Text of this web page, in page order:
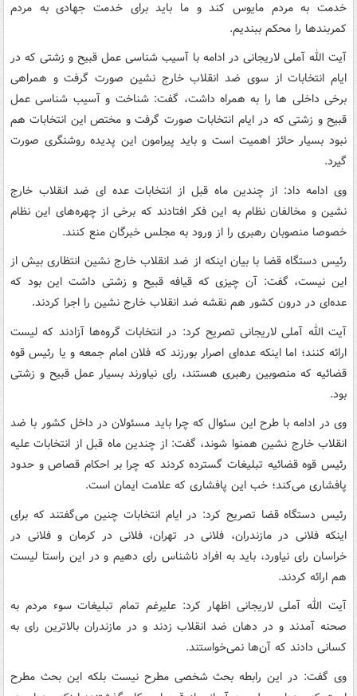
خدمت به مردم مایوس کند و ما باید برای خدمت جهادی به مردم
کمربندها را محکم ببندیم.
آیت الله آملی لاریجانی در ادامه با آسیب شناسی عمل قبیح و زشتی که در
ایام انتخابات از سوی ضد انقلاب خارج نشین صورت گرفت و همراهی
برخی داخلی ها را به همراه داشت، گفت: شناخت و آسیب شناسی عمل
قبیح و زشتی که در ایام انتخابات صورت گرفت و مختص این انتخابات هم
نبود بسیار حائز اهمیت است و باید پیرامون این پدیده روشنگری صورت
گیرد.
وی ادامه داد: از چندین ماه قبل از انتخابات عده ای ضد انقلاب خارج
نشین و مخالفان نظام به این فکر افتادند که برخی از چهره‌های این نظام
خصوصا منصوبان رهبری را از ورود به مجلس خبرگان منع کنند.
رئیس دستگاه قضا با بیان اینکه از ضد انقلاب خارج نشین انتظاری بیش از
این نیست، گفت: آن چیزی که قیافه قبیح و زشتی داشت این بود که
عده‌ای در درون کشور هم نقشه ضد انقلاب خارج نشین را اجرا کردند.
آیت الله آملی لاریجانی تصریح کرد: در انتخابات گروه‌ها آزادند که لیست
ارائه کنند؛ اما اینکه عده‌ای اصرار بورزند که فلان امام جمعه و یا رئیس قوه
قضائیه که منصوبین رهبری هستند، رای نیاورند بسیار عمل قبیح و زشتی
بود.
وی در ادامه با طرح این سئوال که چرا باید مسئولان در داخل کشور با ضد
انقلاب خارج نشین همنوا شوند، گفت: از چندین ماه قبل از انتخابات علیه
رئیس قوه قضائیه تبلیغات گسترده کردند که چرا بر احکام قصاص و حدود
پافشاری می‌کند؛ خب این پافشاری که علامت ایمان است.
رئیس دستگاه قضا تصریح کرد: در ایام انتخابات چنین می‌گفتند که برای
اینکه فلانی در مازندران، فلانی در تهران، فلانی در کرمان و فلانی در
خراسان رای نیاورد، باید به افراد ناشناس رای دهیم و در این راستا لیست
هم ارائه کردند.
آیت الله آملی لاریجانی اظهار کرد: علیرغم تمام تبلیغات سوء مردم به
صحنه آمدند و در دهان ضد انقلاب زدند و در مازندران بالاترین رای به
کسانی دادند که آن‌ها نمی‌خواستند.
وی گفت: در این رابطه بحث شخصی مطرح نیست بلکه این بحث مطرح